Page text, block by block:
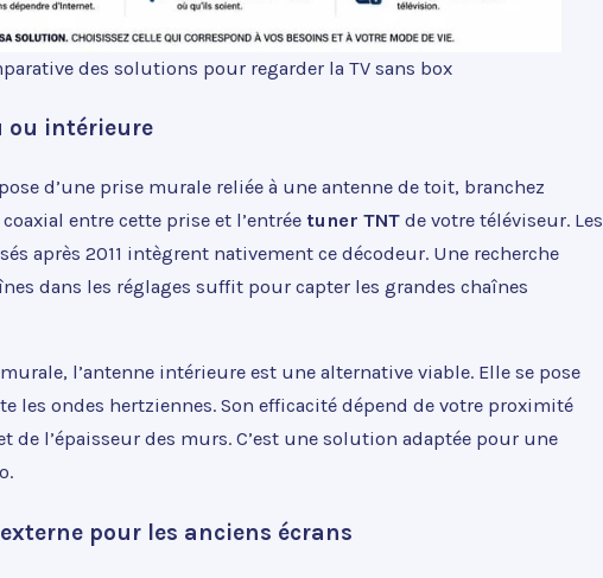
des solutions pour regarder la TV sans box
ou intérieure
d’une prise murale reliée à une antenne de toit, branchez
entre cette prise et l’entrée tuner TNT de votre téléviseur. Les
après 2011 intègrent nativement ce décodeur. Une recherche
dans les réglages suffit pour capter les grandes chaînes
l’antenne intérieure est une alternative viable. Elle se pose
les ondes hertziennes. Son efficacité dépend de votre proximité
de l’épaisseur des murs. C’est une solution adaptée pour une
pour les anciens écrans